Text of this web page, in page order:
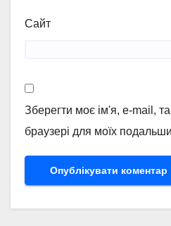
Сайт
Зберегти моє ім'я, e-mail,
браузері для моїх